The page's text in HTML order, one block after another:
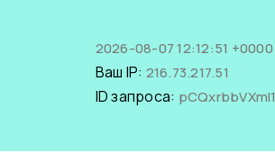
2026-08-07 12:12:51 +0000
Ваш IP: 216.73.217.51
ID запроса: pCQxrbbVXmI1